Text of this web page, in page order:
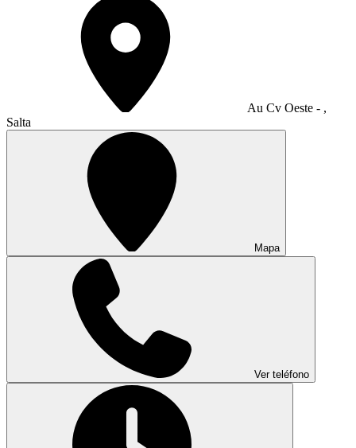
Au Cv Oeste - ,
Salta
Mapa
Ver teléfono